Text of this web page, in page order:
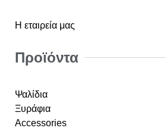
Η εταιρεία μας
Προϊόντα
Ψαλίδια
Ξυράφια
Accessories